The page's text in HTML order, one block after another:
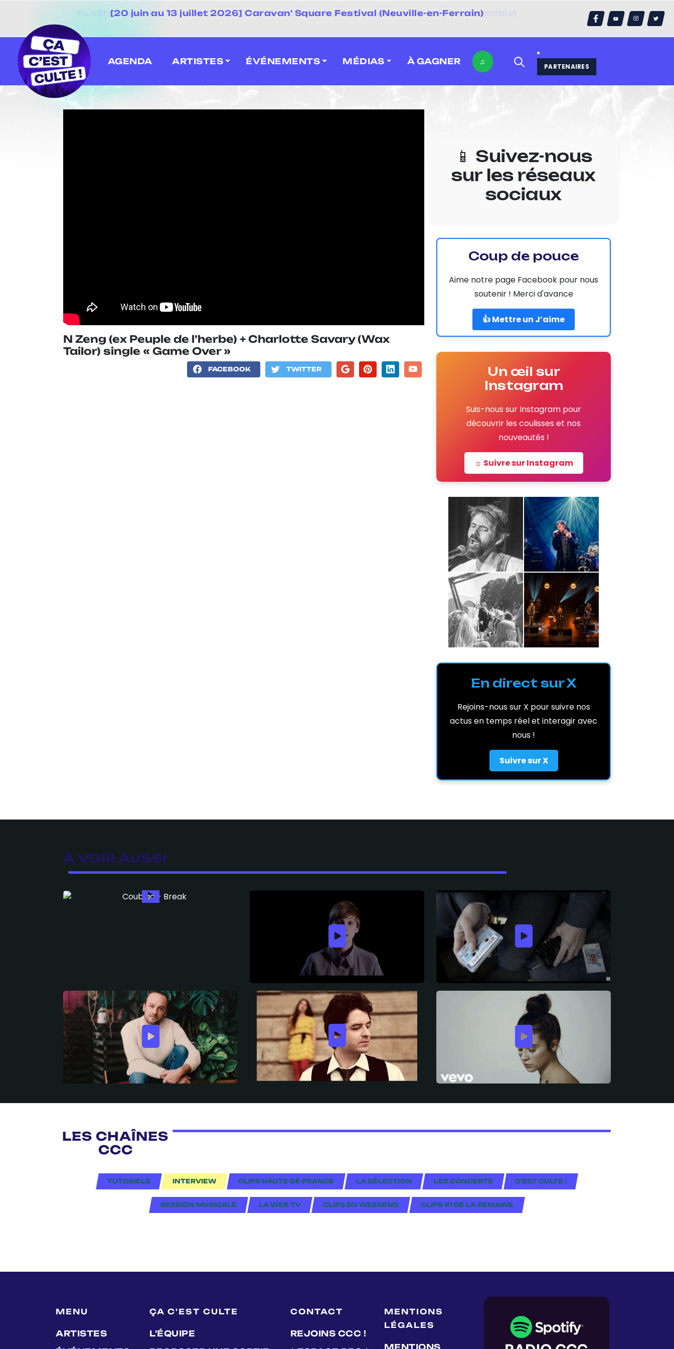
[20 juin au 13 juillet 2026] Caravan' Square Festival (Neuville-en-Ferrain)
AGENDA ARTISTES ÉVÉNEMENTS MÉDIAS À GAGNER ♫
PARTENAIRES
N Zeng (ex Peuple de l’herbe) + Charlotte Savary (Wax
Tailor) single « Game Over »
FACEBOOK TWITTER
📱 Suivez-nous
sur les réseaux
sociaux
Coup de pouce
Aime notre page Facebook pour nous
soutenir ! Merci d'avance
👍 Mettre un J’aime
Un œil sur
Instagram
Suis-nous sur Instagram pour
découvrir les coulisses et nos
nouveautés !
☼ Suivre sur Instagram
En direct sur X
Rejoins-nous sur X pour suivre nos
actus en temps réel et interagir avec
nous !
Suivre sur X
À VOIR AUSSI
LES CHAÎNES
CCC
TUTORIELS INTERVIEW CLIPS HAUTS-DE-FRANCE LA SÉLECTION LES CONCERTS C'EST CULTE !
SESSION MUSICALE LA WEB TV CLIPS DU WEEKEND CLIPS #1 DE LA SEMAINE
MENU
ARTISTES
ÇA C'EST CULTE
L'ÉQUIPE
CONTACT
REJOINS CCC !
MENTIONS
LÉGALES
MENTIONS